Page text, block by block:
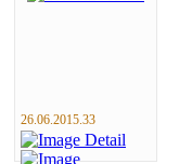
26.06.2015.33